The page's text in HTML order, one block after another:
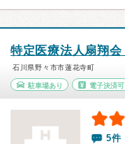
特定医療法人扇翔会
石川県野々市市蓮花寺町
駐車場あり 電子決済可
5件